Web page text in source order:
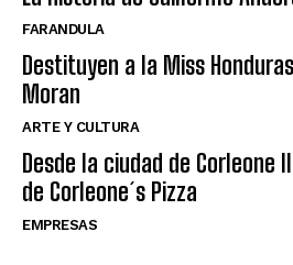
FARANDULA
Destituyen a la Miss
Moran
ARTE Y CULTURA
Desde la ciudad de Corleone
de Corleone´s Pizza
EMPRESAS